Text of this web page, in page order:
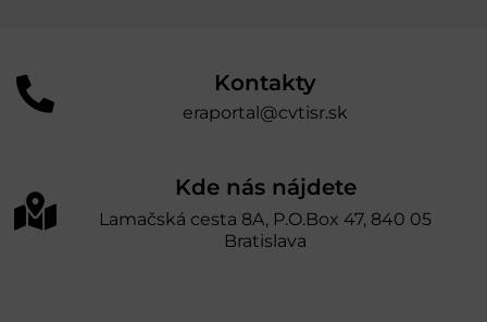
Kontakty
eraportal@cvtisr.sk
Kde nás nájdete
Lamačská cesta 8A, P.O.Box 47, 840 05
Bratislava